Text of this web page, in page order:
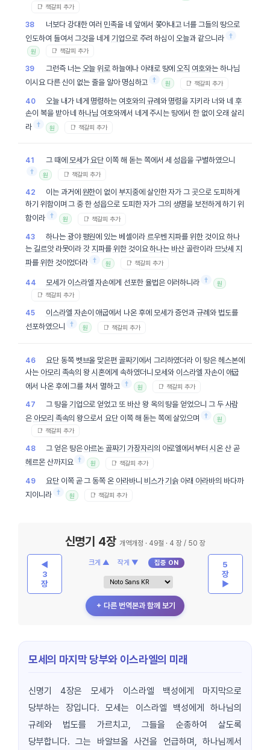
📑 책갈피 추가
38 너보다 강대한 여러 민족을 네 앞에서 쫓아내고 너를 그들의 땅으로
인도하여 들여서 그것을 네게 기업으로 주려 하심이오늘과 같으니라 †
원 📑 책갈피 추가
39 그런즉 너는 오늘 위로 하늘에나 아래로 땅에오직 여호와는 하나님
이시요 다른 신이 없는 줄을 알아 명심하고 † 원 📑 책갈피 추가
40 오늘내가 네게 명령하는 여호와의 규례 와 명령을 지키라 너와 네 후
손이 복을 받아 네하나님 여호와께서 네게 주시는 땅에서 한 없이 오래 살리
라 † 원 📑 책갈피 추가
41 그 때에 모세 가요단 이쪽 해 돋는 쪽에서 세성읍을 구별하였으니
†
원 📑 책갈피 추가
42 이는 과거에 원한이 없이부지중에 살인한 자가 그 곳으로 도피하게
하기 위함이며 그 중 한성읍으로 도피한 자가 그의 생명을 보전하게 하기 위
함이라 † 원 📑 책갈피 추가
43 하나는 광야 평원에 있는 베셀이라 르우벤 지파를위한 것이요 하나
는 길르앗라못이라 갓지파를 위한것이요하나는 바산 골란이라 므낫세 지
파를 위한것이었더라 † 원 📑 책갈피 추가
44 모세 가 이스라엘 자손에게 선포한 율법은 이러하니라 † 원
📑 책갈피 추가
45 이스라엘 자손이 애굽에서 나온 후에 모세 가 증언과규례와 법도를
선포하였으니
† 원 📑 책갈피 추가
46 요단동쪽 벳브올 맞은편 골짜기 에서 그리하였더라 이 땅은 헤스본에
사는 아모리 족속의 왕시혼에게 속하였더니 모세와 이스라엘 자손이 애굽
에서 나온 후에 그를 쳐서 멸하고 † 원 📑 책갈피 추가
47 그 땅을 기업으로 얻었고 또 바산왕 옥의 땅을 얻었으니 그 두 사람
은 아모리 족속의 왕으로서 요단이쪽 해 돋는 쪽에 살았으며 † 원
📑 책갈피 추가
48 그 얻은 땅은 아르논 골짜기 가장자리 의 아로엘에서부터 시온산 곧
헤르몬산까지요 † 원 📑 책갈피 추가
49 요단이쪽 곧 그 동쪽 온 아라바니 비스가기슭 아래 아라바의 바다까
지이니라 † 원 📑 책갈피 추가
◀
3
장
신명기 4장개역개정 · 49절 · 4 장 / 50 장
크게 ▲ 작게 ▼ 집중 ON
＋ 다른 번역본과 함께 보기
5
장
▶
모세의 마지막 당부와 이스라엘의 미래
신명기 4장은 모세가 이스라엘 백성에게 마지막으로
당부하는 장입니다. 모세는 이스라엘 백성에게 하나님의
규례와 법도를 가르치고, 그들을 순종하여 살도록
당부합니다. 그는 바알브올 사건을 언급하며, 하나님께서